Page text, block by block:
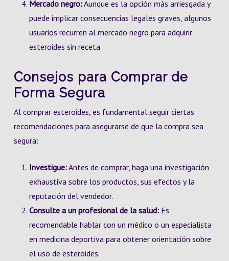
Mercado negro:Aunque es la opción más arriesgada y
puede implicar consecuencias legales graves, algunos
usuarios recurren al mercado negro para adquirir
esteroides sin receta.
Consejos para Comprar de
Forma Segura
Al comprar esteroides, es fundamental seguir ciertas
recomendaciones para asegurarse de que la compra sea
segura:
Investigue:Antes de comprar, haga una investigación
exhaustiva sobre los productos, sus efectos y la
reputación del vendedor.
Consulte a un profesional de la salud:Es
recomendable hablar con un médico o un especialista
en medicina deportiva para obtener orientación sobre
el uso de esteroides.